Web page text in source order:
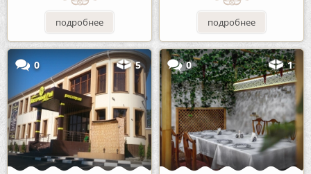
подробнее подробнее
0 5 0 1